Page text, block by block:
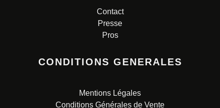
Contact
Presse
Pros
CONDITIONS GENERALES
Mentions Légales
Conditions Générales de Vente